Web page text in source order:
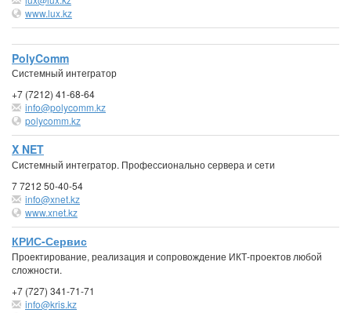
www.lux.kz
PolyComm
Системный интегратор
+7 (7212) 41-68-64
info@polycomm.kz
polycomm.kz
X NET
Системный интегратор. Профессионально сервера и сети
7 7212 50-40-54
info@xnet.kz
www.xnet.kz
КРИС-Сервис
Проектирование, реализация и сопровождение ИКТ-проектов любой
сложности.
+7 (727) 341-71-71
info@kris.kz